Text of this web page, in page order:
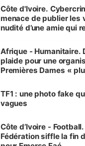
des Transports
Côte d'Ivoire.
menace de publier les
nudité d’une amie qui
Afrique - Humanitaire.
plaide pour une
Premières Dames «
sur la scène
TF1 : une photo fake
vagues
Côte d’Ivoire -
Fédération siffle la fin